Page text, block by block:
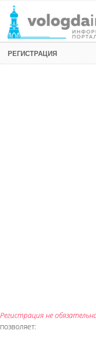
РЕГИСТРАЦИЯ
Регистрация не
позволяет: